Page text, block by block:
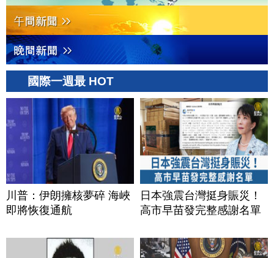
國際一週最 HOT
川普：伊朗擁核夢碎 海峽
即將恢復通航
日本強震台灣挺身賑災！
高市早苗發完整感謝名單